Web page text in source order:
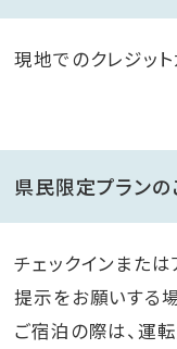
現地でのクレジッ
県民限定プラン
チェックインまた
提示をお願いする
ご宿泊の際は、運